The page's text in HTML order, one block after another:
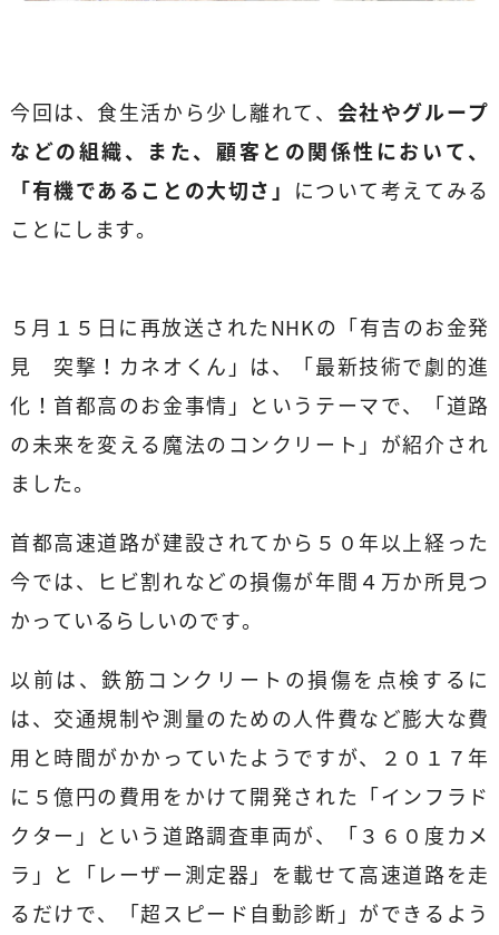
今回は、食生活から少し離れて、 会社やグループ
などの組織、また、顧客との関係性において、
「有機であることの大切さ」 について考えてみる
ことにします。
５月１５日に再放送されたNHKの「有吉のお金発
見 突撃！カネオくん」は、「最新技術で劇的進
化！首都高のお金事情」というテーマで、「道路
の未来を変える魔法のコンクリート」が紹介され
ました。
首都高速道路が建設されてから５０年以上経った
今では、ヒビ割れなどの損傷が年間４万か所見つ
かっているらしいのです。
以前は、鉄筋コンクリートの損傷を点検するに
は、交通規制や測量のための人件費など膨大な費
用と時間がかかっていたようですが、２０１７年
に５億円の費用をかけて開発された「インフラド
クター」という道路調査車両が、「３６０度カメ
ラ」と「レーザー測定器」を載せて高速道路を走
るだけで、「超スピード自動診断」ができるよう